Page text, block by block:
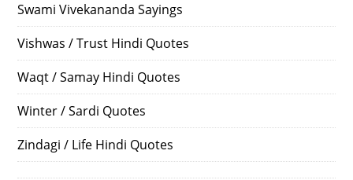
Swami Vivekananda Sayings
Vishwas / Trust Hindi Quotes
Waqt / Samay Hindi Quotes
Winter / Sardi Quotes
Zindagi / Life Hindi Quotes